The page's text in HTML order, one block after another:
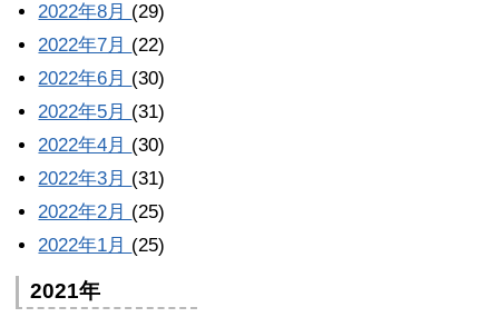
2022年8月 (29)
2022年7月 (22)
2022年6月 (30)
2022年5月 (31)
2022年4月 (30)
2022年3月 (31)
2022年2月 (25)
2022年1月 (25)
2021年